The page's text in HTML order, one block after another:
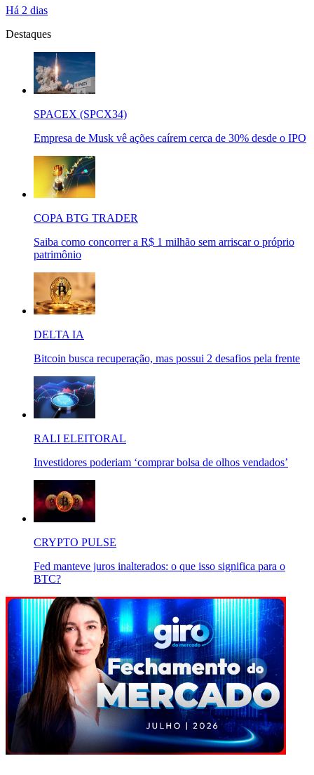
Há 2 dias
Destaques
SPACEX (SPCX34)
Empresa de Musk vê ações caírem cerca de 30% desde o IPO
COPA BTG TRADER
Saiba como concorrer a R$ 1 milhão sem arriscar o próprio
patrimônio
DELTA IA
Bitcoin busca recuperação, mas possui 2 desafios pela frente
RALI ELEITORAL
Investidores poderiam ‘comprar bolsa de olhos vendados’
CRYPTO PULSE
Fed manteve juros inalterados: o que isso significa para o
BTC?